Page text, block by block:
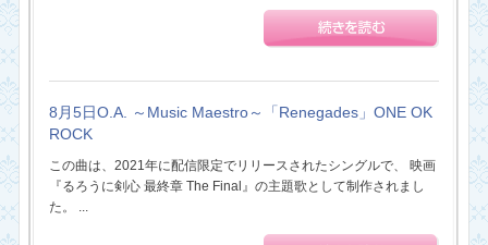
8月5日O.A. ～Music Maestro～「Renegades」ONE OK
ROCK
この曲は、2021年に配信限定でリリースされたシングルで、 映画
『るろうに剣心 最終章 The Final』の主題歌として制作されまし
た。 ...